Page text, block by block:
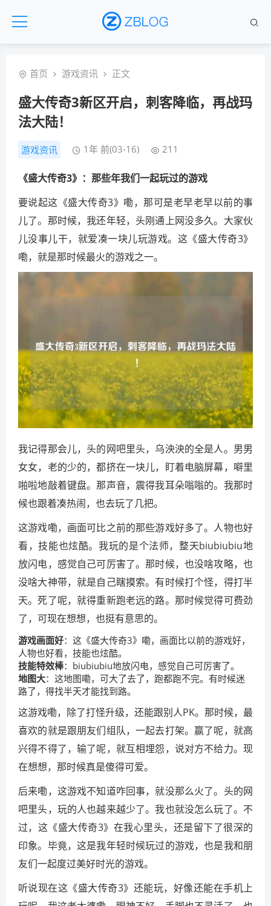
首页 游戏资讯 正文
盛大传奇3新区开启，刺客降临，再战玛
法大陆！
游戏资讯 1年 前(03-16) 211
《盛大传奇3》：那些年我们一起玩过的游戏
要说起这《盛大传奇3》嘞，那可是老早老早以前的事
儿了。那时候，我还年轻，头刚通上网没多久。大家伙
儿没事儿干，就爱凑一块儿玩游戏。这《盛大传奇3》
嘞，就是那时候最火的游戏之一。
我记得那会儿，头的网吧里头，乌泱泱的全是人。男男
女女，老的少的，都挤在一块儿，盯着电脑屏幕，噼里
啪啦地敲着键盘。那声音，震得我耳朵嗡嗡的。我那时
候也跟着凑热闹，也去玩了几把。
这游戏嘞，画面可比之前的那些游戏好多了。人物也好
看，技能也炫酷。我玩的是个法师，整天biubiubiu地
放闪电，感觉自己可厉害了。那时候，也没啥攻略，也
没啥大神带，就是自己瞎摸索。有时候打个怪，得打半
天。死了呢，就得重新跑老远的路。那时候觉得可费劲
了，可现在想想，也挺有意思的。
游戏画面好：这《盛大传奇3》嘞，画面比以前的游戏好，
人物也好看，技能也炫酷。
技能特效棒：biubiubiu地放闪电，感觉自己可厉害了。
地图大：这地图嘞，可大了去了，跑都跑不完。有时候迷
路了，得找半天才能找到路。
这游戏嘞，除了打怪升级，还能跟别人PK。那时候，最
喜欢的就是跟朋友们组队，一起去打架。赢了呢，就高
兴得不得了，输了呢，就互相埋怨，说对方不给力。现
在想想，那时候真是傻得可爱。
后来嘞，这游戏不知道咋回事，就没那么火了。头的网
吧里头，玩的人也越来越少了。我也就没怎么玩了。不
过，这《盛大传奇3》在我心里头，还是留下了很深的
印象。毕竟，这是我年轻时候玩过的游戏，也是我和朋
友们一起度过美好时光的游戏。
听说现在这《盛大传奇3》还能玩，好像还能在手机上